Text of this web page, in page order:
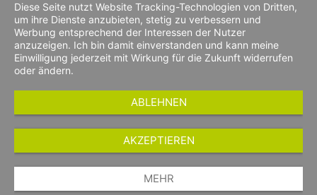
Diese Seite nutzt Website Tracking-Technologien von Dritten,
um ihre Dienste anzubieten, stetig zu verbessern und
Werbung entsprechend der Interessen der Nutzer
anzuzeigen. Ich bin damit einverstanden und kann meine
Einwilligung jederzeit mit Wirkung für die Zukunft widerrufen
oder ändern.
ABLEHNEN
AKZEPTIEREN
MEHR